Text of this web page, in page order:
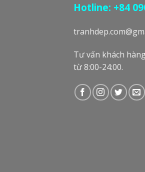
Hotline: +84
Tư vấn khách
từ 8:00-24:00.